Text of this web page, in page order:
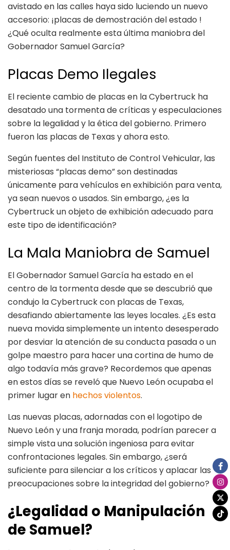
avistado en las calles haya sido luciendo un nuevo
accesorio: ¡placas de demostración del estado !
¿Qué oculta realmente esta última maniobra del
Gobernador Samuel García?
Placas Demo Ilegales
El reciente cambio de placas en la Cybertruck ha
desatado una tormenta de críticas y especulaciones
sobre la legalidad y la ética del gobierno. Primero
fueron las placas de Texas y ahora esto.
Según fuentes del Instituto de Control Vehicular, las
misteriosas “placas demo” son destinadas
únicamente para vehículos en exhibición para venta,
ya sean nuevos o usados. Sin embargo, ¿es la
Cybertruck un objeto de exhibición adecuado para
este tipo de identificación?
La Mala Maniobra de Samuel
El Gobernador Samuel García ha estado en el
centro de la tormenta desde que se descubrió que
condujo la Cybertruck con placas de Texas,
desafiando abiertamente las leyes locales. ¿Es esta
nueva movida simplemente un intento desesperado
por desviar la atención de su conducta pasada o un
golpe maestro para hacer una cortina de humo de
algo todavía más grave? Recordemos que apenas
en estos días se reveló que Nuevo León ocupaba el
primer lugar en hechos violentos.
Las nuevas placas, adornadas con el logotipo de
Nuevo León y una franja morada, podrían parecer a
simple vista una solución ingeniosa para evitar
confrontaciones legales. Sin embargo, ¿será
suficiente para silenciar a los críticos y aplacar las
preocupaciones sobre la integridad del gobierno?
¿Legalidad o Manipulación
de Samuel?